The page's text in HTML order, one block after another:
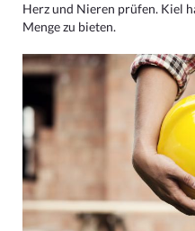
Herz und Nieren prüfen. Kiel
Menge zu bieten.